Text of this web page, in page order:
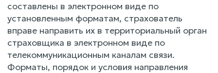
составлены в электронном виде по
установленным форматам, страхователь
вправе направить их в территориальный орган
страховщика в электронном виде по
телекоммуникационным каналам связи.
Форматы, порядок и условия направления